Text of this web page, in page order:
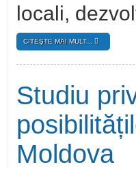
locali,
CITEŞTE MAI MULT...
Studiu
Moldova